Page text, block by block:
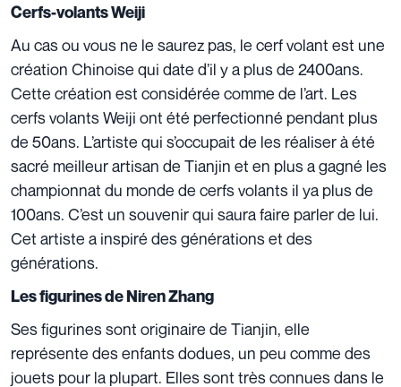
Cerfs-volants Weiji
Au cas ou vous ne le saurez pas, le cerf volant est une
création Chinoise qui date d’il y a plus de 2400ans.
Cette création est considérée comme de l’art. Les
cerfs volants Weiji ont été perfectionné pendant plus
de 50ans. L’artiste qui s’occupait de les réaliser à été
sacré meilleur artisan de Tianjin et en plus a gagné les
championnat du monde de cerfs volants il ya plus de
100ans. C’est un souvenir qui saura faire parler de lui.
Cet artiste a inspiré des générations et des
générations.
Les figurines de Niren Zhang
Ses figurines sont originaire de Tianjin, elle
représente des enfants dodues, un peu comme des
jouets pour la plupart. Elles sont très connues dans le